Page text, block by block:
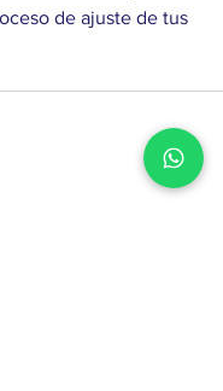
de ajuste de tus